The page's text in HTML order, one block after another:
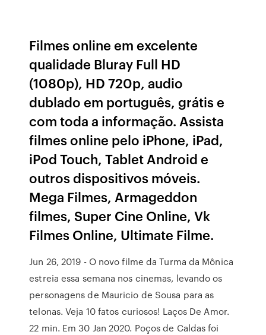
Filmes online em excelente
qualidade Bluray Full HD
(1080p), HD 720p, audio
dublado em português, grátis e
com toda a informação. Assista
filmes online pelo iPhone, iPad,
iPod Touch, Tablet Android e
outros dispositivos móveis.
Mega Filmes, Armageddon
filmes, Super Cine Online, Vk
Filmes Online, Ultimate Filme.
Jun 26, 2019 - O novo filme da Turma da Mônica
estreia essa semana nos cinemas, levando os
personagens de Mauricio de Sousa para as
telonas. Veja 10 fatos curiosos! Laços De Amor.
22 min. Em 30 Jan 2020. Poços de Caldas foi